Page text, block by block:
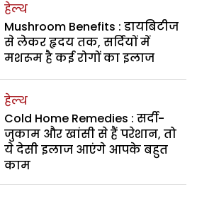
हेल्थ
Mushroom Benefits : डायबिटीज
से लेकर हृदय तक, सर्दियों में
मशरूम है कई रोगों का इलाज
हेल्थ
Cold Home Remedies : सर्दी-
जुकाम और खांसी से हैं परेशान, तो
ये देसी इलाज आएंगे आपके बहुत
काम